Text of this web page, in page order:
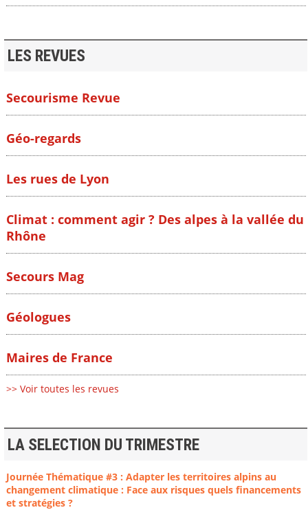
LES REVUES
Secourisme Revue
Géo-regards
Les rues de Lyon
Climat : comment agir ? Des alpes à la vallée du
Rhône
Secours Mag
Géologues
Maires de France
>> Voir toutes les revues
LA SELECTION DU TRIMESTRE
Journée Thématique #3 : Adapter les territoires alpins au
changement climatique : Face aux risques quels financements
et stratégies ?